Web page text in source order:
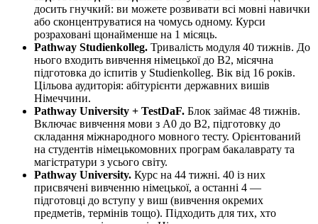
досить гнучкий: ви можете розвивати всі мовні навички
або сконцентруватися на чомусь одному. Курси
розраховані щонайменше на 1 місяць.
Pathway Studienkolleg. Тривалість модуля 40 тижнів. До
нього входить вивчення німецької до В2, місячна
підготовка до іспитів у Studienkolleg. Вік від 16 років.
Цільова аудиторія: абітурієнти державних вишів
Німеччини.
Pathway University + TestDaF. Блок займає 48 тижнів.
Включає вивчення мови з А0 до В2, підготовку до
складання міжнародного мовного тесту. Орієнтований
на студентів німецькомовних програм бакалаврату та
магістратури з усього світу.
Pathway University. Курс на 44 тижні. 40 із них
присвячені вивченню німецької, а останні 4 —
підготовці до вступу у виш (вивчення окремих
предметів, термінів тощо). Підходить для тих, хто